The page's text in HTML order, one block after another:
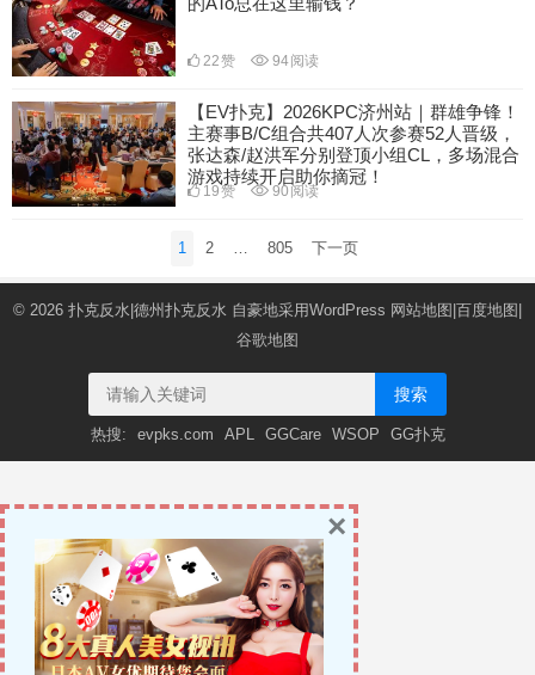
22赞 94阅读
【EV扑克】2026KPC济州站｜群雄争锋！
主赛事B/C组合共407人次参赛52人晋级，
张达森/赵洪军分别登顶小组CL，多场混合
游戏持续开启助你摘冠！
19赞 90 阅读
1 2 805 下一页
© 2026 扑克反水|德州扑克反水 自豪地采用WordPress 网站地图 百度地图
谷歌地图
搜索
热搜: evpks.com APL GGCare WSOP GG扑克
×